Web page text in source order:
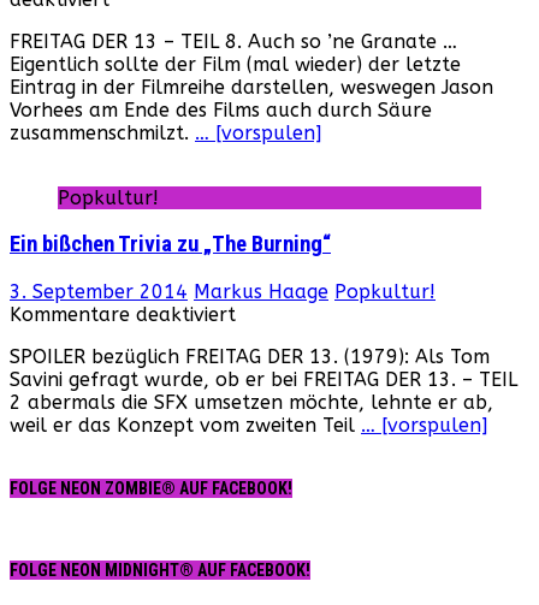
takes
Manhattan
–
Ein
Teaser
die
FREITAG DER 13 – TEIL 8. Auch so ’ne Granate …
Eigentlich sollte der Film (mal wieder) der letzte
Eintrag in der Filmreihe darstellen, weswegen Jason
Vorhees am Ende des Films auch durch Säure
zusammenschmilzt. … [vorspulen]
Popkultur!
Ein bißchen Trivia zu „The Burning“
3. September 2014 Markus Haage Popkultur!
Kommentare deaktiviertfür
bißchen
Trivia
zu
„The
SPOILER bezüglich FREITAG DER 13. (1979): Als Tom
Savini gefragt wurde, ob er bei FREITAG DER 13. – TEIL
2 abermals die SFX umsetzen möchte, lehnte er ab,
weil er das Konzept vom zweiten Teil … [vorspulen]
FOLGE NEON ZOMBIE® AUF FACEBOOK!
FOLGE NEON MIDNIGHT® AUF FACEBOOK!